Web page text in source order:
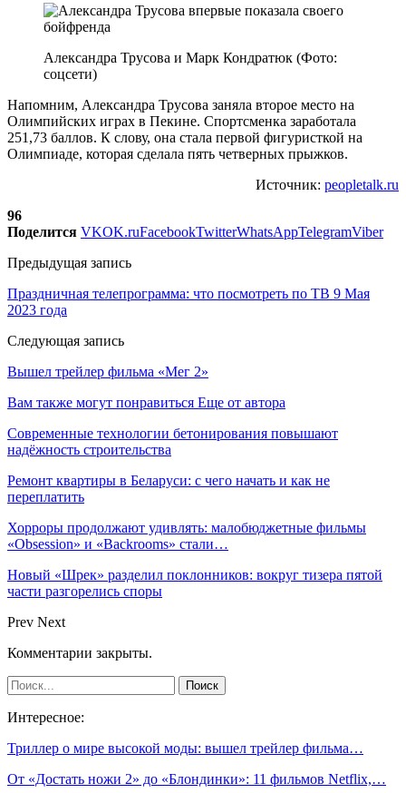
Александра Трусова и Марк Кондратюк (Фото:
соцсети)
Напомним, Александра Трусова заняла второе место на
Олимпийских играх в Пекине. Спортсменка заработала
251,73 баллов. К слову, она стала первой фигуристкой на
Олимпиаде, которая сделала пять четверных прыжков.
Источник: peopletalk.ru
96
Поделится VKOK.ruFacebookTwitterWhatsAppTelegramViber
Предыдущая запись
Праздничная телепрограмма: что посмотреть по ТВ 9 Мая
2023 года
Следующая запись
Вышел трейлер фильма «Мег 2»
Вам также могут понравиться Еще от автора
Современные технологии бетонирования повышают
надёжность строительства
Ремонт квартиры в Беларуси: с чего начать и как не
переплатить
Хорроры продолжают удивлять: малобюджетные фильмы
«Obsession» и «Backrooms» стали…
Новый «Шрек» разделил поклонников: вокруг тизера пятой
части разгорелись споры
Prev Next
Комментарии закрыты.
Интересное:
Триллер о мире высокой моды: вышел трейлер фильма…
От «Достать ножи 2» до «Блондинки»: 11 фильмов Netflix,…